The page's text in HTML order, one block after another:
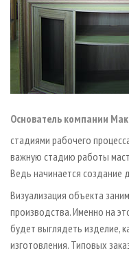
Основатель компании
стадиями рабочего
важную стадию работы
Ведь начинается создание
Визуализация объекта
производства. Именно на
будет выглядеть изделие,
изготовления. Типовых